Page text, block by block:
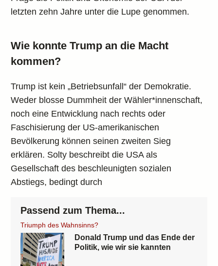
letzten zehn Jahre unter die Lupe genommen.
Wie konnte Trump an die Macht
kommen?
Trump ist kein „Betriebsunfall“ der Demokratie.
Weder blosse Dummheit der Wähler*innenschaft,
noch eine Entwicklung nach rechts oder
Faschisierung der US-amerikanischen
Bevölkerung können seinen zweiten Sieg
erklären. Solty beschreibt die USA als
Gesellschaft des beschleunigten sozialen
Abstiegs, bedingt durch
Passend zum Thema...
Triumph des Wahnsinns?
Donald Trump und das Ende der
Politik, wie wir sie kannten